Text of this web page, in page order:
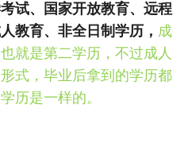
策 学制学费
报名流程
简章
试、国家开放教育、远程
教育、非全日制学历， 成
就是第二学历，不过成人
式，毕业后拿到的学历都
历是一样的。